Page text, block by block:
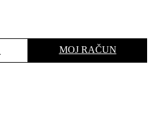
MOJ RAČUN